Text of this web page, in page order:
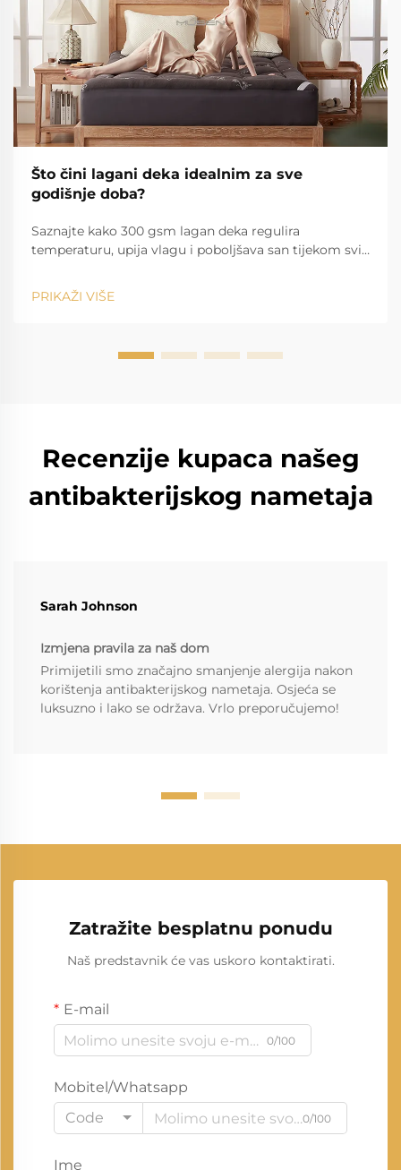
Što čini lagani deka idealnim za sve
godišnje doba?
Saznajte kako 300 gsm lagan deka regulira
temperaturu, upija vlagu i poboljšava san tijekom svih
sve klime. Saznajte više.
PRIKAŽI VIŠE
Recenzije kupaca našeg
antibakterijskog nametaja
Sarah Johnson
Izmjena pravila za naš dom
Primijetili smo značajno smanjenje alergija nakon
korištenja antibakterijskog nametaja. Osjeća se
luksuzno i lako se održava. Vrlo preporučujemo!
Zatražite besplatnu ponudu
Naš predstavnik će vas uskoro kontaktirati.
E-mail
0/100
Mobitel/Whatsapp
Code
0/100
Ime